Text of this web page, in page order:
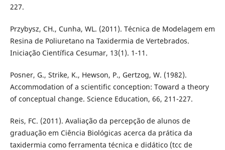
227.
Przybysz, CH., Cunha, WL. (2011). Técnica de Modelagem em
Resina de Poliuretano na Taxidermia de Vertebrados.
Iniciação Científica Cesumar, 13(1). 1-11.
Posner, G., Strike, K., Hewson, P., Gertzog, W. (1982).
Accommodation of a scientific conception: Toward a theory
of conceptual change. Science Education, 66, 211-227.
Reis, FC. (2011). Avaliação da percepção de alunos de
graduação em Ciência Biológicas acerca da prática da
taxidermia como ferramenta técnica e didático (tcc de